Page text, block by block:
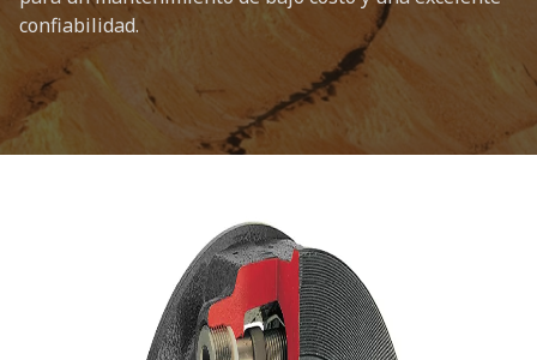
confiabilidad.